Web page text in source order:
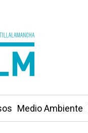
Medio Ambiente